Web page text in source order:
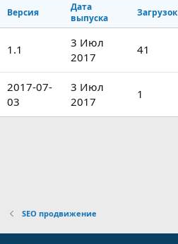
з
д
а
Версия
Дата
выпуска
Загрузок
1.1
3 Июл
2017
41
2017-07-
03
3 Июл
2017
1
SEO продвижение